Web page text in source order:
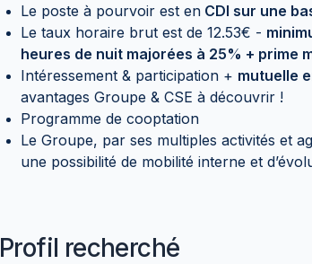
Le poste à pourvoir est en CDI sur une
Le taux horaire brut est de 12.53€ -
heures de nuit majorées à 25% + prime
Intéressement & participation + mutuelle
avantages Groupe & CSE à découvrir !
Programme de cooptation
Le Groupe, par ses multiples activités et
une possibilité de mobilité interne et
Profil recherché